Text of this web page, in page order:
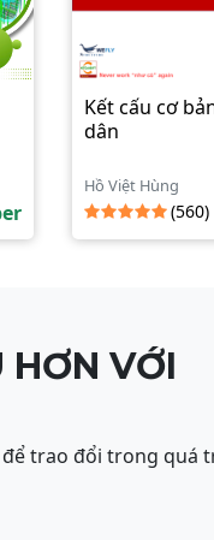
Kết cấu cơ
dân
Hồ Việt Hùng
(560)
HƠN VỚI
trao đổi trong quá